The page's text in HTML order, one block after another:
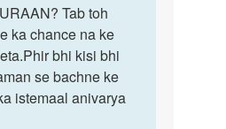
Tab toh
ka chance na ke
bhi kisi bhi
se bachne ke
istemaal anivarya